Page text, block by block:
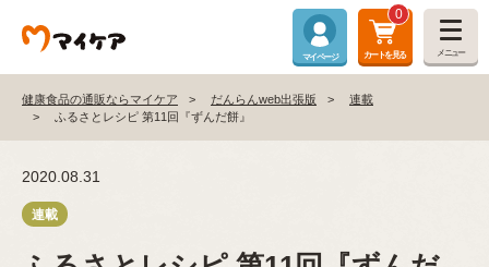
マイページ
0
カートを見る メニュー
健康食品の通販ならマイケア だんらんweb出張版
連載
ふるさとレシピ 第11回『ずんだ餅』
2020.08.31